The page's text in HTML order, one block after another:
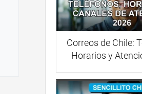
Correos de Chile:
Horarios y